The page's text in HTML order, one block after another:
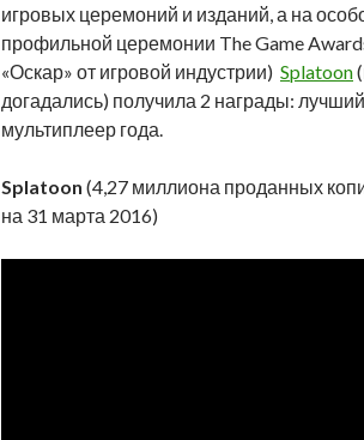
игровых церемоний и изданий, а на
профильной церемонии The Game
«Оскар» от игровой индустрии) Splatoon
догадались) получила 2 награды:
мультиплеер года.
Splatoon (4,27 миллиона проданных
на 31 марта 2016)